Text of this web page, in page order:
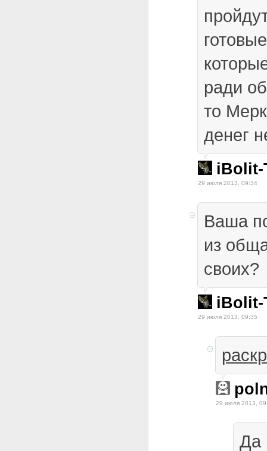
ради
то
денег
iBolit-
29 июля 2013, 09:34
Ваша
из
своих?
iBolit-
29 июля 2013, 09:35
29 июля 2013,
Да